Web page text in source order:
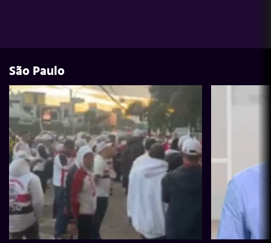
São Paulo